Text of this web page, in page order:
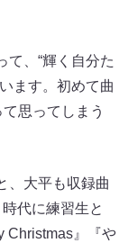
て、“輝く自分た
ます。初めて曲
思ってしまう
、大平も収録曲
代に練習生と
Christmas』『や